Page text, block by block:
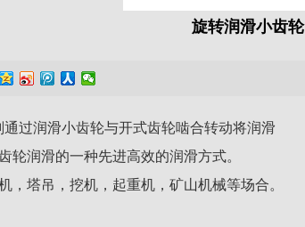
旋转润滑小齿轮
过润滑小齿轮与开式齿轮啮合转动将润滑
轮润滑的一种先进高效的润滑方式。
塔吊，挖机，起重机，矿山机械等场合。